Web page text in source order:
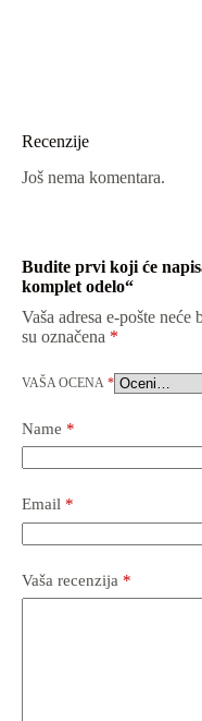
Recenzije
Još nema komentara.
Budite prvi koji će
komplet odelo“
Vaša adresa e-pošte neće
su označena *
VAŠA OCENA *
Name *
Email *
Vaša recenzija *